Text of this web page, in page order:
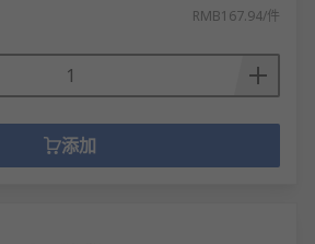
RMB167.94/件
添加